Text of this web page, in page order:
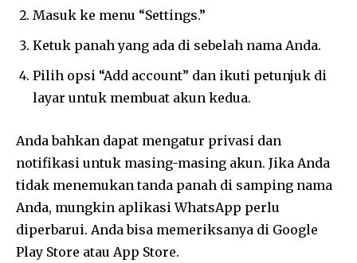
Masuk ke menu “Settings.”
Ketuk panah yang ada di sebelah nama Anda.
Pilih opsi “Add account” dan ikuti petunjuk di
layar untuk membuat akun kedua.
Anda bahkan dapat mengatur privasi dan
notifikasi untuk masing-masing akun. Jika Anda
tidak menemukan tanda panah di samping nama
Anda, mungkin aplikasi WhatsApp perlu
diperbarui. Anda bisa memeriksanya di Google
Play Store atau App Store.